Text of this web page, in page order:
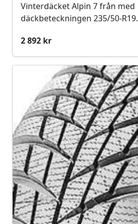
Vinterdäcket Alpin 7 från med
däckbeteckningen 235/50-R19.
2 892 kr